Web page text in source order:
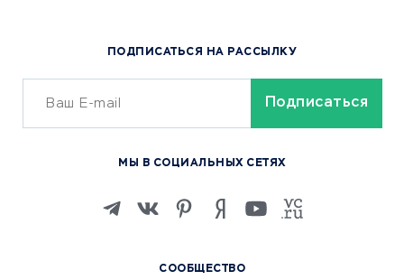
Сервисы доставки
ОБУЧЕНИЕ И РАБОТА
Изучение иностранных
Маркетинг и продажи
СООБЩЕСТВО
ПОДПИСАТЬСЯ НА РАССЫЛКУ
МЫ В СОЦИАЛЬНЫХ СЕТЯХ